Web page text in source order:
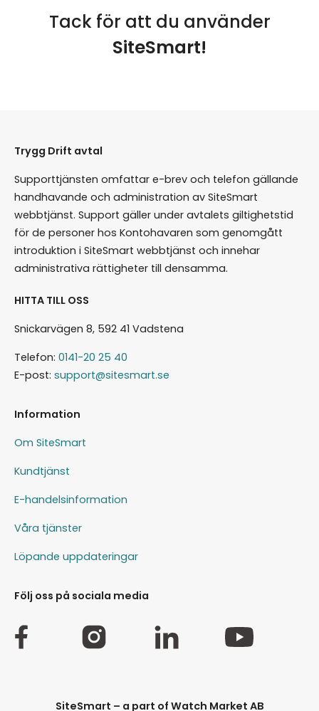
Tack för att du använder
SiteSmart!
Trygg Drift avtal
Supporttjänsten omfattar e-brev och telefon gällande
handhavande och administration av SiteSmart
webbtjänst. Support gäller under avtalets giltighetstid
för de personer hos Kontohavaren som genomgått
introduktion i SiteSmart webbtjänst och innehar
administrativa rättigheter till densamma.
HITTA TILL OSS
Snickarvägen 8, 592 41 Vadstena
Telefon: 0141-20 25 40
E-post: support@sitesmart.se
Information
Om SiteSmart
Kundtjänst
E-handelsinformation
Våra tjänster
Löpande uppdateringar
Följ oss på sociala media
SiteSmart – a part of Watch Market AB